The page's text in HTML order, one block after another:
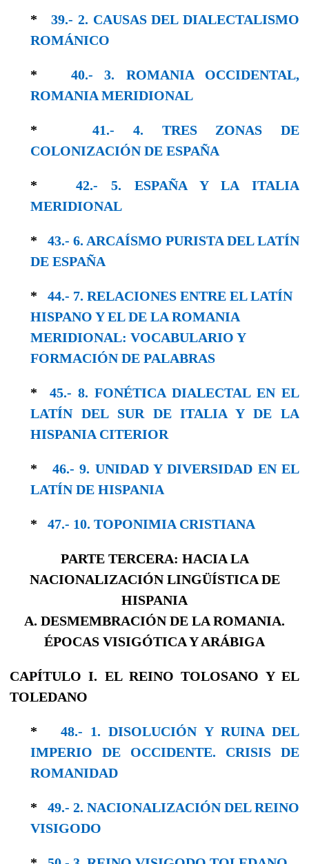
*39.- 2. CAUSAS DEL DIALECTALISMO
RO­MÁNICO
* 40.- 3. ROMANIA OCCIDENTAL,
ROMANIA MERIDIONAL
*41.- 4. TRES ZONAS DE
COLONIZACIÓN DE ESPAÑA
*42.- 5. ESPAÑA Y LA ITALIA
MERIDIONAL
* 43.- 6. ARCAÍSMO PURISTA DEL LATÍN
DE ESPAÑA
* 44.- 7. RELACIONES ENTRE EL LATÍN
HISPA­NO Y EL DE LA ROMANIA
MERIDIONAL: VOCABULARIO Y
FORMACIÓN DE PALABRAS
* 45.- 8. FONÉTICA DIALECTAL EN EL
LATÍN DEL SUR DE ITALIA Y DE LA
HISPANIA CITERIOR
* 46.- 9. UNIDAD Y DIVERSIDAD EN EL
LA­TÍN DE HISPANIA
* 47.- 10. TOPONIMIA CRISTIANA
PARTE TERCERA: HACIA LA
NACIONALIZACIÓN LINGÜÍSTICA DE
HISPANIA
A. DESMEMBRACIÓN DE LA ROMANIA.
ÉPOCAS VISIGÓTICA Y ARÁBIGA
CAPÍTULO I. EL REINO TOLOSANO Y EL
TOLEDANO
* 48.- 1. DISOLUCIÓN Y RUINA DEL
IMPERIO DE OCCIDENTE. CRISIS DE
ROMANIDAD
* 49.- 2. NACIONALIZACIÓN DEL REINO
VISI­GODO